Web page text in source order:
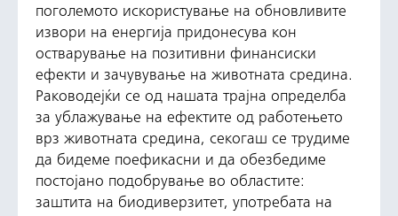
поголемото искористување на обновливите
извори на енергија придонесува кон
остварување на позитивни финансиски
ефекти и зачувување на животната средина.
Раководејќи се од нашата трајна определба
за ублажување на ефектите од работењето
врз животната средина, секогаш се трудиме
да бидеме поефикасни и да обезбедиме
постојано подобрување во областите:
заштита на биодиверзитет, употребата на